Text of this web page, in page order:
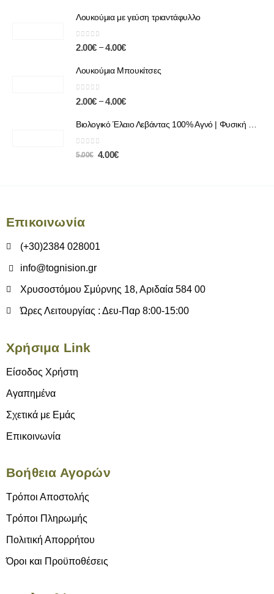
Λουκούμια με γεύση τριαντάφυλλο
0out of 5
2.00€ – 4.00€
Λουκούμια Μπουκίτσες
0out of 5
2.00€ – 4.00€
0 out of 5
5.00€ 4.00€
Επικοινωνία
(+30)2384 028001
info@tognision.gr
Χρυσοστόμου Σμύρνης 18, Αριδαία 584 00
Ώρες Λειτουργίας : Δευ-Παρ 8:00-15:00
Χρήσιμα Link
Είσοδος Χρήστη
Αγαπημένα
Σχετικά με Εμάς
Επικοινωνία
Βοήθεια Αγορών
Τρόποι Αποστολής
Τρόποι Πληρωμής
Πολιτική Απορρήτου
Όροι και Προϋποθέσεις